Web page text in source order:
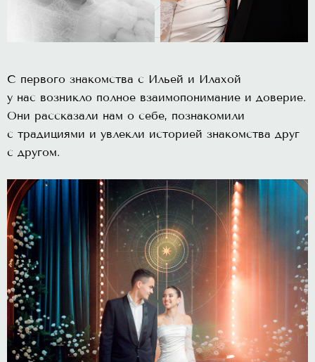
С первого знакомства с Ильей и Илахой
у нас возникло полное взаимопонимание и доверие.
Они рассказали нам о себе, познакомили
с традициями и увлекли историей знакомства друг
с другом.